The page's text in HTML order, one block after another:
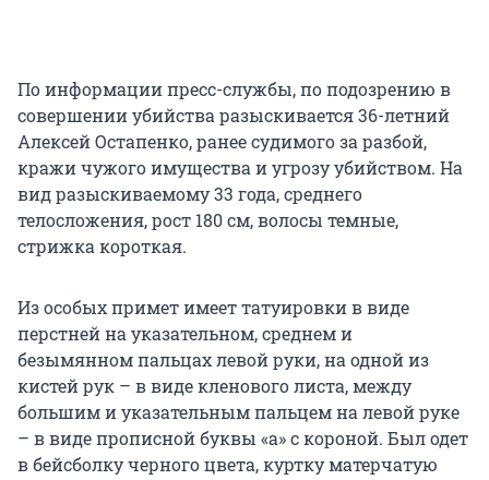
По информации пресс-службы, по подозрению в
совершении убийства разыскивается 36-летний
Алексей Остапенко, ранее судимого за разбой,
кражи чужого имущества и угрозу убийством. На
вид разыскиваемому 33 года, среднего
телосложения, рост 180 см, волосы темные,
стрижка короткая.
Из особых примет имеет татуировки в виде
перстней на указательном, среднем и
безымянном пальцах левой руки, на одной из
кистей рук – в виде кленового листа, между
большим и указательным пальцем на левой руке
– в виде прописной буквы «а» с короной. Был одет
в бейсболку черного цвета, куртку матерчатую